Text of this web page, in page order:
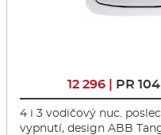
12 296 | PR
4 i 3 vodičový nuc.
vypnutí, design ABB